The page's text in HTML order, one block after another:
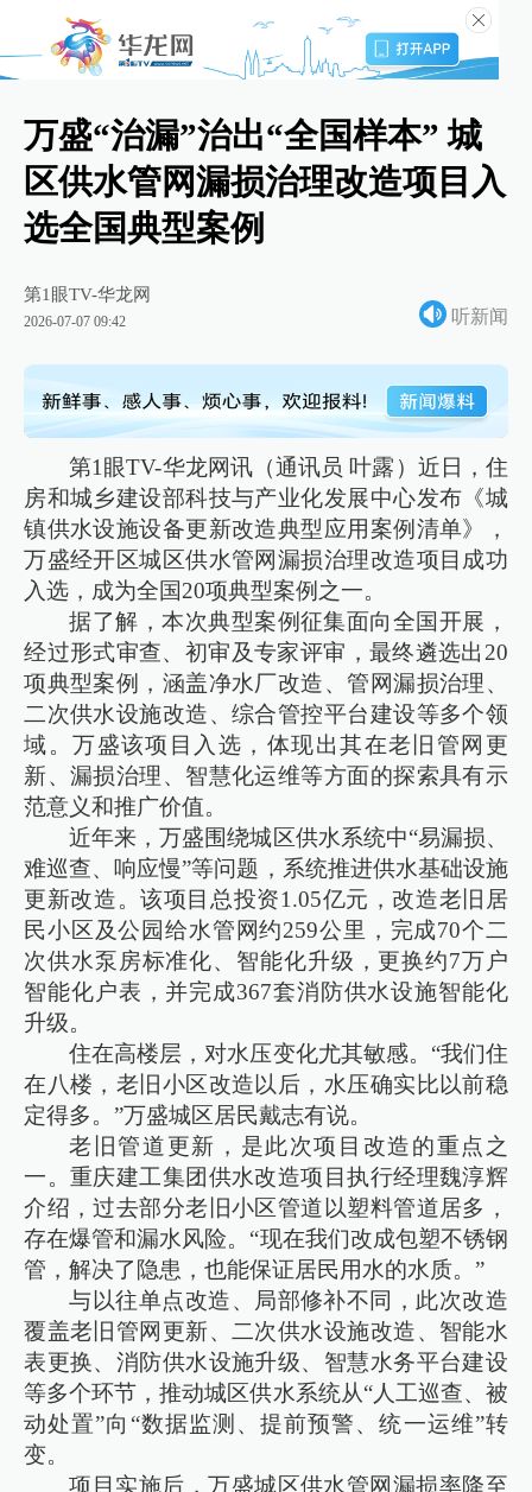
万盛“治漏”治出“全国样本” 城
区供水管网漏损治理改造项目入
选全国典型案例
第1眼TV-华龙网
2026-07-07 09:42 听新闻
第1眼TV-华龙网讯（通讯员 叶露）近日，住
房和城乡建设部科技与产业化发展中心发布《城
镇供水设施设备更新改造典型应用案例清单》，
万盛经开区城区供水管网漏损治理改造项目成功
入选，成为全国20项典型案例之一。
据了解，本次典型案例征集面向全国开展，
经过形式审查、初审及专家评审，最终遴选出20
项典型案例，涵盖净水厂改造、管网漏损治理、
二次供水设施改造、综合管控平台建设等多个领
域。万盛该项目入选，体现出其在老旧管网更
新、漏损治理、智慧化运维等方面的探索具有示
范意义和推广价值。
近年来，万盛围绕城区供水系统中“易漏损、
难巡查、响应慢”等问题，系统推进供水基础设施
更新改造。该项目总投资1.05亿元，改造老旧居
民小区及公园给水管网约259公里，完成70个二
次供水泵房标准化、智能化升级，更换约7万户
智能化户表，并完成367套消防供水设施智能化
升级。
住在高楼层，对水压变化尤其敏感。“我们住
在八楼，老旧小区改造以后，水压确实比以前稳
定得多。”万盛城区居民戴志有说。
老旧管道更新，是此次项目改造的重点之
一。重庆建工集团供水改造项目执行经理魏淳辉
介绍，过去部分老旧小区管道以塑料管道居多，
存在爆管和漏水风险。“现在我们改成包塑不锈钢
管，解决了隐患，也能保证居民用水的水质。”
与以往单点改造、局部修补不同，此次改造
覆盖老旧管网更新、二次供水设施改造、智能水
表更换、消防供水设施升级、智慧水务平台建设
等多个环节，推动城区供水系统从“人工巡查、被
动处置”向“数据监测、提前预警、统一运维”转
变。
项目实施后，万盛城区供水管网漏损率降至